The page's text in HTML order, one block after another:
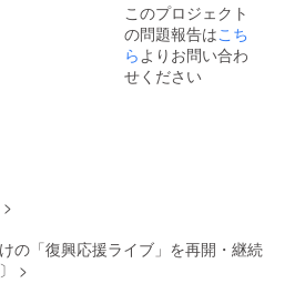
このプロジェクト
の問題報告はこち
らよりお問い合わ
せください
>
の「復興応援ライブ」を再開・継続
>